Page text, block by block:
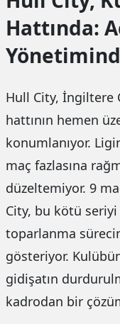
Hattında:
Hull City, İngiltere
hattının hemen
konumlanıyor.
maç fazlasına
düzeltemiyor. 9
City, bu kötü
toparlanma
gösteriyor.
gidişatın
kadrodan bir